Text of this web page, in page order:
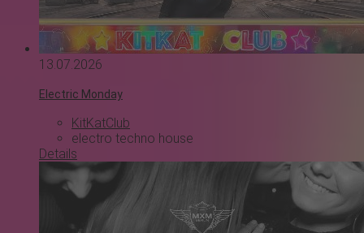
13.07.2026
Electric Monday
KitKatClub
electro techno house
Details